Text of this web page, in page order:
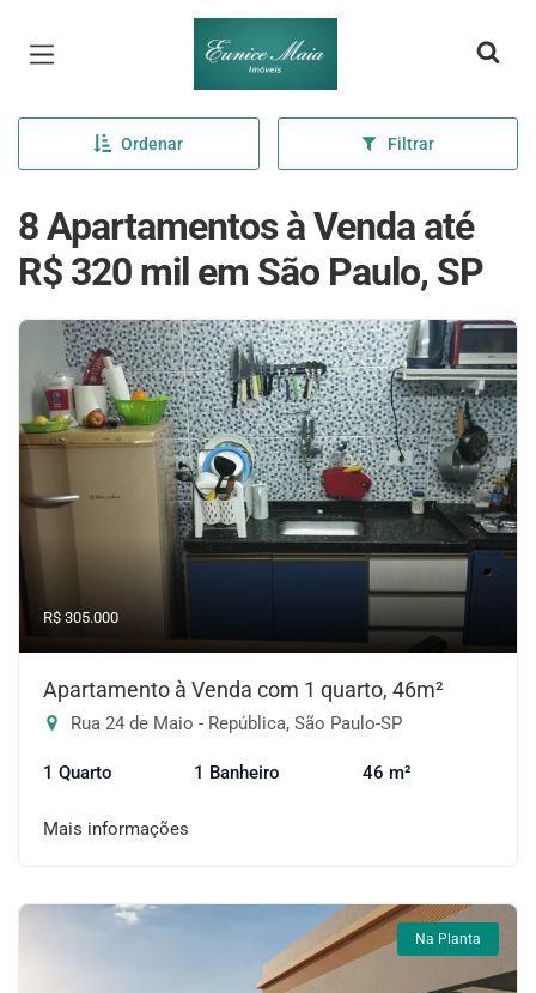
Página inicial
Ordenar Filtrar
8 Apartamentos à Venda até
R$ 320 mil em São Paulo, SP
R$ 305.000
Apartamento à Venda com 1 quarto, 46m²
Rua 24 de Maio - República, São Paulo-SP
1 Quarto 1 Banheiro 46 m²
Mais informações
Na Planta